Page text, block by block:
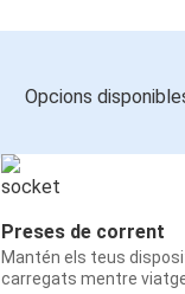
Opcions
Preses de corrent
Mantén els teus
carregats mentre